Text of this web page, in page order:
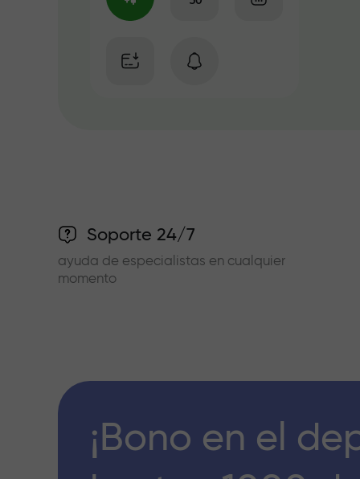
Soporte 24/7
ayuda de especialistas en cualquier
momento
¡Bono en el